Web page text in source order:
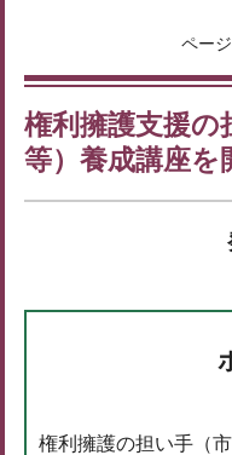
ペー
権利擁護支援の
等）養成講座を
権利擁護の担い手（